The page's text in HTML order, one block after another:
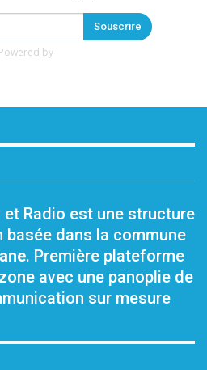
Souscrire
Powered by
et Radio est une structure
dans la commune
. Première plateforme
avec une panoplie de
sur mesure